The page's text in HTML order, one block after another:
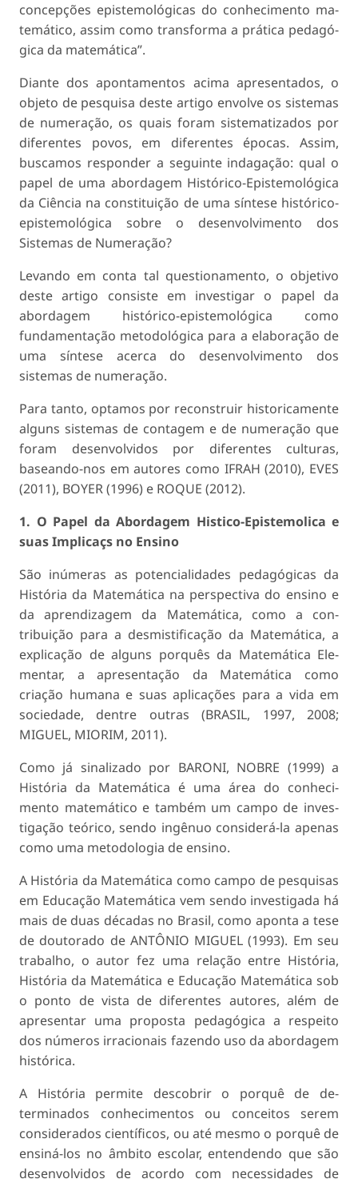
concepções epistemológicas do conhecimento ma­
temático, assim como transforma a prática pedagó­
gica da matemática”.
Diante dos apontamentos acima apresentados, o
objeto de pesquisa deste artigo envolve os siste­mas
de numeração, os quais foram sistematizados por
diferentes povos, em diferentes épocas. Assim,
buscamos responder a seguinte indagação: qual o
papel de uma abordagem Histórico-Epistemológica
da Ciência na constituição de uma síntese históri­co-
epistemológica sobre o desenvolvimento dos
Sistemas de Numeração?
Levando em conta tal questionamento, o objetivo
deste artigo consiste em investigar o papel da
aborda­gem histórico-epistemológica como
fundamentação metodológica para a elaboração de
uma síntese acer­ca do desenvolvimento dos
sistemas de numeração.
Para tanto, optamos por reconstruir historicamente
alguns sistemas de contagem e de numeração que
foram desenvolvidos por diferentes culturas,
basean­do-nos em autores como IFRAH (2010), EVES
(2011), BOYER (1996) e ROQUE (2012).
1. O Papel da Abordagem Histico-Epistemolica e
suas Implicaçs no Ensino
São inúmeras as potencialidades pedagógicas da
História da Matemática na perspectiva do ensino e
da aprendizagem da Matemática, como a con­
tribuição para a desmistificação da Matemática, a
explicação de alguns porquês da Matemática Ele-
mentar, a apresentação da Matemática como
criação humana e suas aplicações para a vida em
socieda­de, dentre outras (BRASIL, 1997, 2008;
MIGUEL, MIORIM, 2011).
Como já sinalizado por BARONI, NOBRE (1999) a
História da Matemática é uma área do conheci­
mento matemático e também um campo de inves­
tigação teórico, sendo ingênuo considerá-la apenas
como uma metodologia de ensino.
A História da Matemática como campo de pes­quisas
em Educação Matemática vem sendo inves­tigada há
mais de duas décadas no Brasil, como aponta a tese
de doutorado de ANTÔNIO MIGUEL (1993). Em seu
trabalho, o autor fez uma relação entre História,
História da Matemática e Educação Matemática sob
o ponto de vista de diferentes au­tores, além de
apresentar uma proposta pedagógica a respeito
dos números irracionais fazendo uso da abordagem
histórica.
A História permite descobrir o porquê de de­
terminados conhecimentos ou conceitos serem
considerados científicos, ou até mesmo o porquê de
ensiná-los no âmbito escolar, entendendo que são
desenvolvidos de acordo com necessidades de